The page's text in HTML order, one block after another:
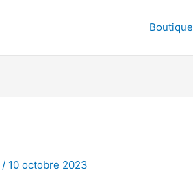
Boutique
/ 10 octobre 2023